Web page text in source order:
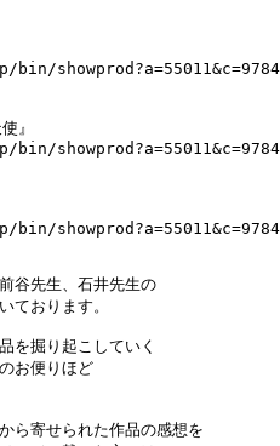
』
谷先生、石井先生の
ております。
を掘り起こしていく
お便りほど
ら寄せられた作品の感想を